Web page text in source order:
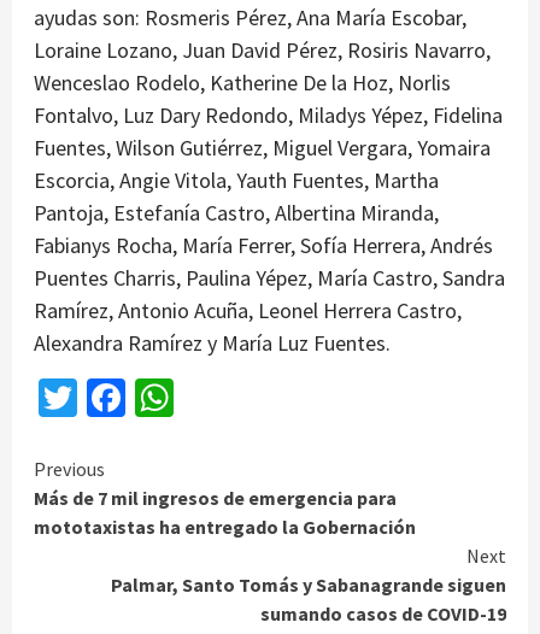
ayudas son: Rosmeris Pérez, Ana María Escobar,
Loraine Lozano, Juan David Pérez, Rosiris Navarro,
Wenceslao Rodelo, Katherine De la Hoz, Norlis
Fontalvo, Luz Dary Redondo, Miladys Yépez, Fidelina
Fuentes, Wilson Gutiérrez, Miguel Vergara, Yomaira
Escorcia, Angie Vitola, Yauth Fuentes, Martha
Pantoja, Estefanía Castro, Albertina Miranda,
Fabianys Rocha, María Ferrer, Sofía Herrera, Andrés
Puentes Charris, Paulina Yépez, María Castro, Sandra
Ramírez, Antonio Acuña, Leonel Herrera Castro,
Alexandra Ramírez y María Luz Fuentes.
TwitterFacebook
Continue
Reading
Previous
Más de 7 mil ingresos de emergencia para
mototaxistas ha entregado la Gobernación
Next
Palmar, Santo Tomás y Sabanagrande siguen
sumando casos de COVID-19